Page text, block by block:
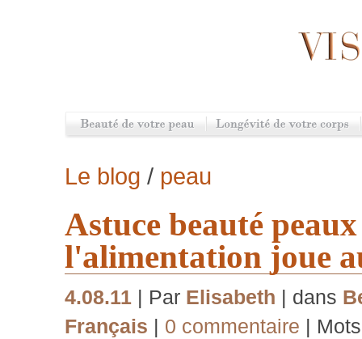
Le blog / peau
Astuce beauté
l'alimentation joue
4.08.11 | Par Elisabeth | dans
Français | 0 commentaire |